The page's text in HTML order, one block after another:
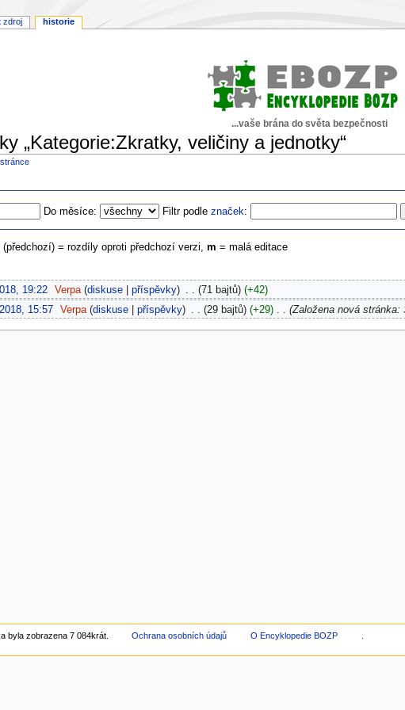
...vaše brána do světa bezpečnosti
„Kategorie:Zkratky, veličiny a jednotky“
Do měsíce: Filtr podleznaček:
= rozdíly oproti předchozí verzi, m = malá editace
19:22‎ Verpa diskuse příspěvky 71 bajtů
+42
15:57‎ Verpa diskuse příspěvky 29 bajtů +29 ‎ Založena nová
zdroj historie
byla zobrazena 7 084krát. Ochrana osobních údajů O Encyklopedie BOZP